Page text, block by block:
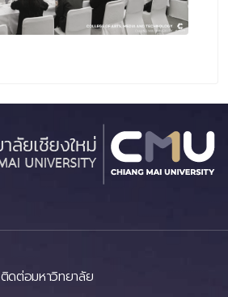
ติดต่อมหาวิทยาลัย